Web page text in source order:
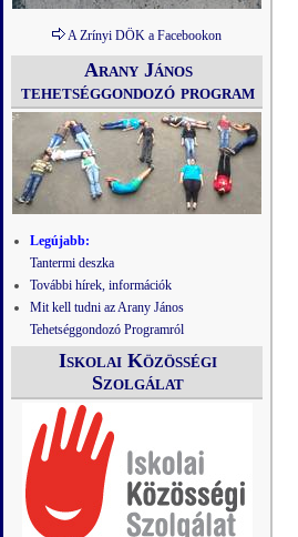
A Zrínyi DÖK a Facebookon
Arany János
tehetséggondozó program
Legújabb:
Tantermi deszka
További hírek, információk
Mit kell tudni az Arany János
Tehetséggondozó Programról
Iskolai Közösségi
Szolgálat